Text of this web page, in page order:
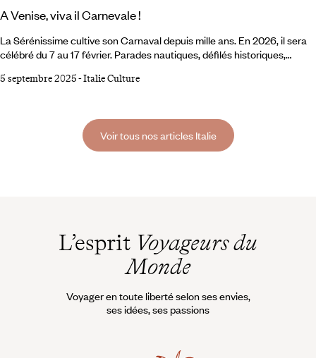
A Venise, viva il Carnevale !
La Sérénissime cultive son Carnaval depuis mille ans. En 2026, il sera
célébré du 7 au 17 février. Parades nautiques, défilés historiques,
costumes féeriques… Promis, la fête sera, comme d’habitude,
retenue, à laisser vagabonder son imagination au fil des rayonnages
sur lesquels s’entassent masques et parures, étoffes et chapeaux,
souliers, loups et cannes ouvragées.
5 septembre 2025-Italie Culture
Voir tous nos articles Italie
L’esprit Voyageurs du
Monde
Voyager en toute liberté selon ses envies,
ses idées, ses passions